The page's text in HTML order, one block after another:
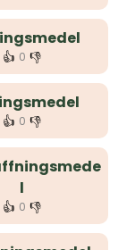
👍 0 👎
👍 0 👎
l
👍 0 👎